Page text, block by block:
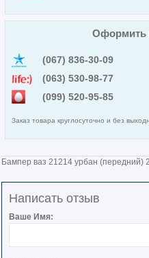
Оформить
(067) 836-30-09
(063) 530-98-77
(099) 520-95-85
Заказ товара круглосуточно и без
Бампер ваз 21214 урбан (передний)
Написать отзыв
Ваше Имя: